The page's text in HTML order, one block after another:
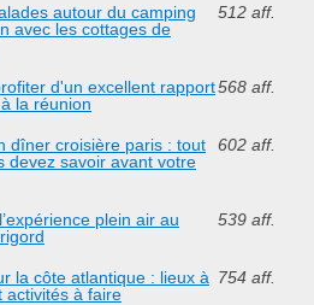
autour du camping
avec les cottages de
512 aff.
d'un excellent rapport
la réunion
568 aff.
dîner croisière paris : tout
devez savoir avant votre
602 aff.
plein air au
539 aff.
la côte atlantique : lieux à
activités à faire
754 aff.